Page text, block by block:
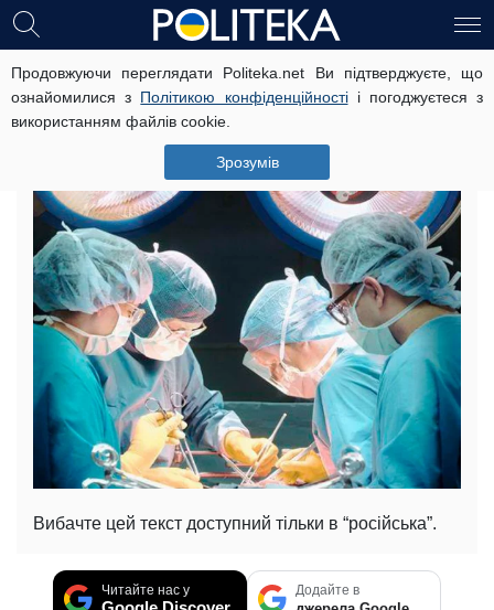
Продовжуючи переглядати Politeka.net Ви підтверджуєте, що
ознайомилися з Політикою конфіденційностіі погоджуєтеся з
використанням файлів cookie.
Зрозумів
В Украине впервые пересадят
механическое сердце
Вибачте цей текст доступний тільки в “російська”.
Читайте нас у Додайте в